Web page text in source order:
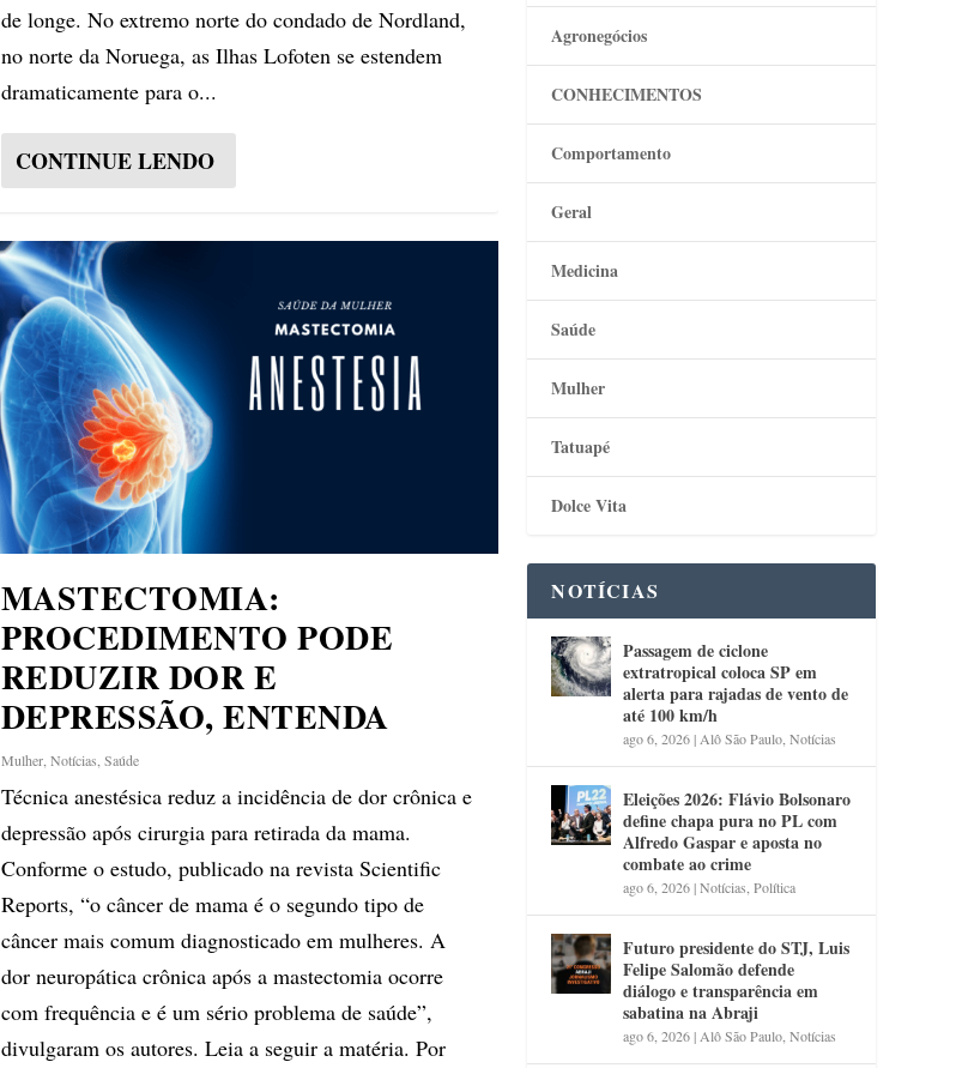
de longe. No extremo norte do condado de Nordland,
no norte da Noruega, as Ilhas Lofoten se estendem
dramaticamente para o...
CONTINUE LENDO
MASTECTOMIA:
PROCEDIMENTO PODE
REDUZIR DOR E
DEPRESSÃO, ENTENDA
Mulher,Notícias,Saúde
Técnica anestésica reduz a incidência de dor crônica e
depressão após cirurgia para retirada da mama.
Conforme o estudo, publicado na revista Scientific
Reports, “o câncer de mama é o segundo tipo de
câncer mais comum diagnosticado em mulheres. A
dor neuropática crônica após a mastectomia ocorre
com frequência e é um sério problema de saúde”,
divulgaram os autores. Leia a seguir a matéria. Por
Agronegócios
CONHECIMENTOS
Comportamento
Geral
Medicina
Saúde
Mulher
Tatuapé
Dolce Vita
NOTÍCIAS
Passagem de ciclone
extratropical coloca SP em
alerta para rajadas de vento de
até 100 km/h
ago 6, 2026| Alô São Paulo ,Notícias
Eleições 2026: Flávio Bolsonaro
define chapa pura no PL com
Alfredo Gaspar e aposta no
combate ao crime
ago 6, 2026|Notícias ,Política
Futuro presidente do STJ, Luis
Felipe Salomão defende
diálogo e transparência em
sabatina na Abraji
ago 6, 2026| Alô São Paulo ,Notícias